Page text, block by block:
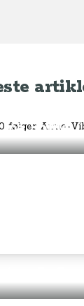
på SoMe
ApS